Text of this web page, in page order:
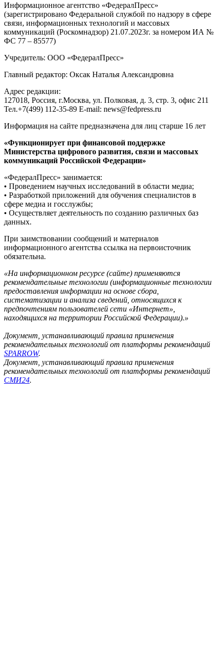
Информационное агентство «ФедералПресс»
(зарегистрировано Федеральной службой по надзору в сфере
связи, информационных технологий и массовых
коммуникаций (Роскомнадзор) 21.07.2023г. за номером ИА №
ФС 77 – 85577)
Учредитель: ООО «ФедералПресс»
Главный редактор: Оксак Наталья Александровна
Адрес редакции:
127018, Россия, г.Москва, ул. Полковая, д. 3, стр. 3, офис 211
Тел.+7(499) 112-35-89 E-mail: news@fedpress.ru
Информация на сайте предназначена для лиц старше 16 лет
«Функционирует при финансовой поддержке
Министерства цифрового развития, связи и массовых
коммуникаций Российской Федерации»
«ФедералПресс» занимается:
• Проведением научных исследований в области медиа;
• Разработкой приложений для обучения специалистов в
сфере медиа и госслужбы;
• Осуществляет деятельность по созданию различных баз
данных.
При заимствовании сообщений и материалов
информационного агентства ссылка на первоисточник
обязательна.
«На информационном ресурсе (сайте) применяются
рекомендательные технологии (информационные технологии
предоставления информации на основе сбора,
систематизации и анализа сведений, относящихся к
предпочтениям пользователей сети «Интернет»,
находящихся на территории Российской Федерации).»
Документ, устанавливающий правила применения
рекомендательных технологий от платформы рекомендаций
SPARROW.
Документ, устанавливающий правила применения
рекомендательных технологий от платформы рекомендаций
СМИ24.